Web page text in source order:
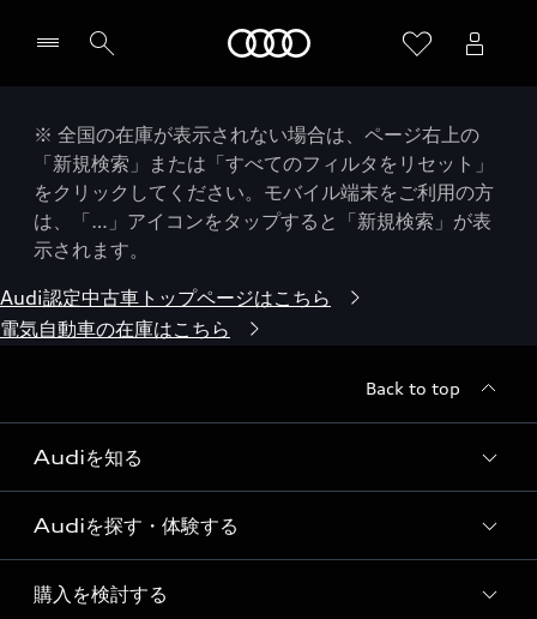
※ 全国の在庫が表示されない場合は、ページ右上の
「新規検索」または「すべてのフィルタをリセット」
をクリックしてください。モバイル端末をご利用の方
は、「…」アイコンをタップすると「新規検索」が表
示されます。
Audi認定中古車トップページはこちら
電気自動車の在庫はこちら
Back to top
Audiを知る
Audi ブランド
Story of Progress
Audiを探す・体験する
ディーラー検索
購入を検討する